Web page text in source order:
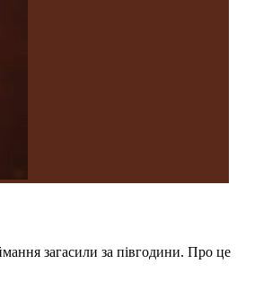
загасили за півгодини. Про це